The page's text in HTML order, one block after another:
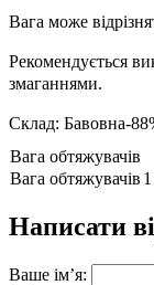
Вага може
Рекомендується
змаганнями.
Склад: Бавовна-
Вага обтяжувачів
Вага обтяжувачів
Написати
Ваше ім’я: